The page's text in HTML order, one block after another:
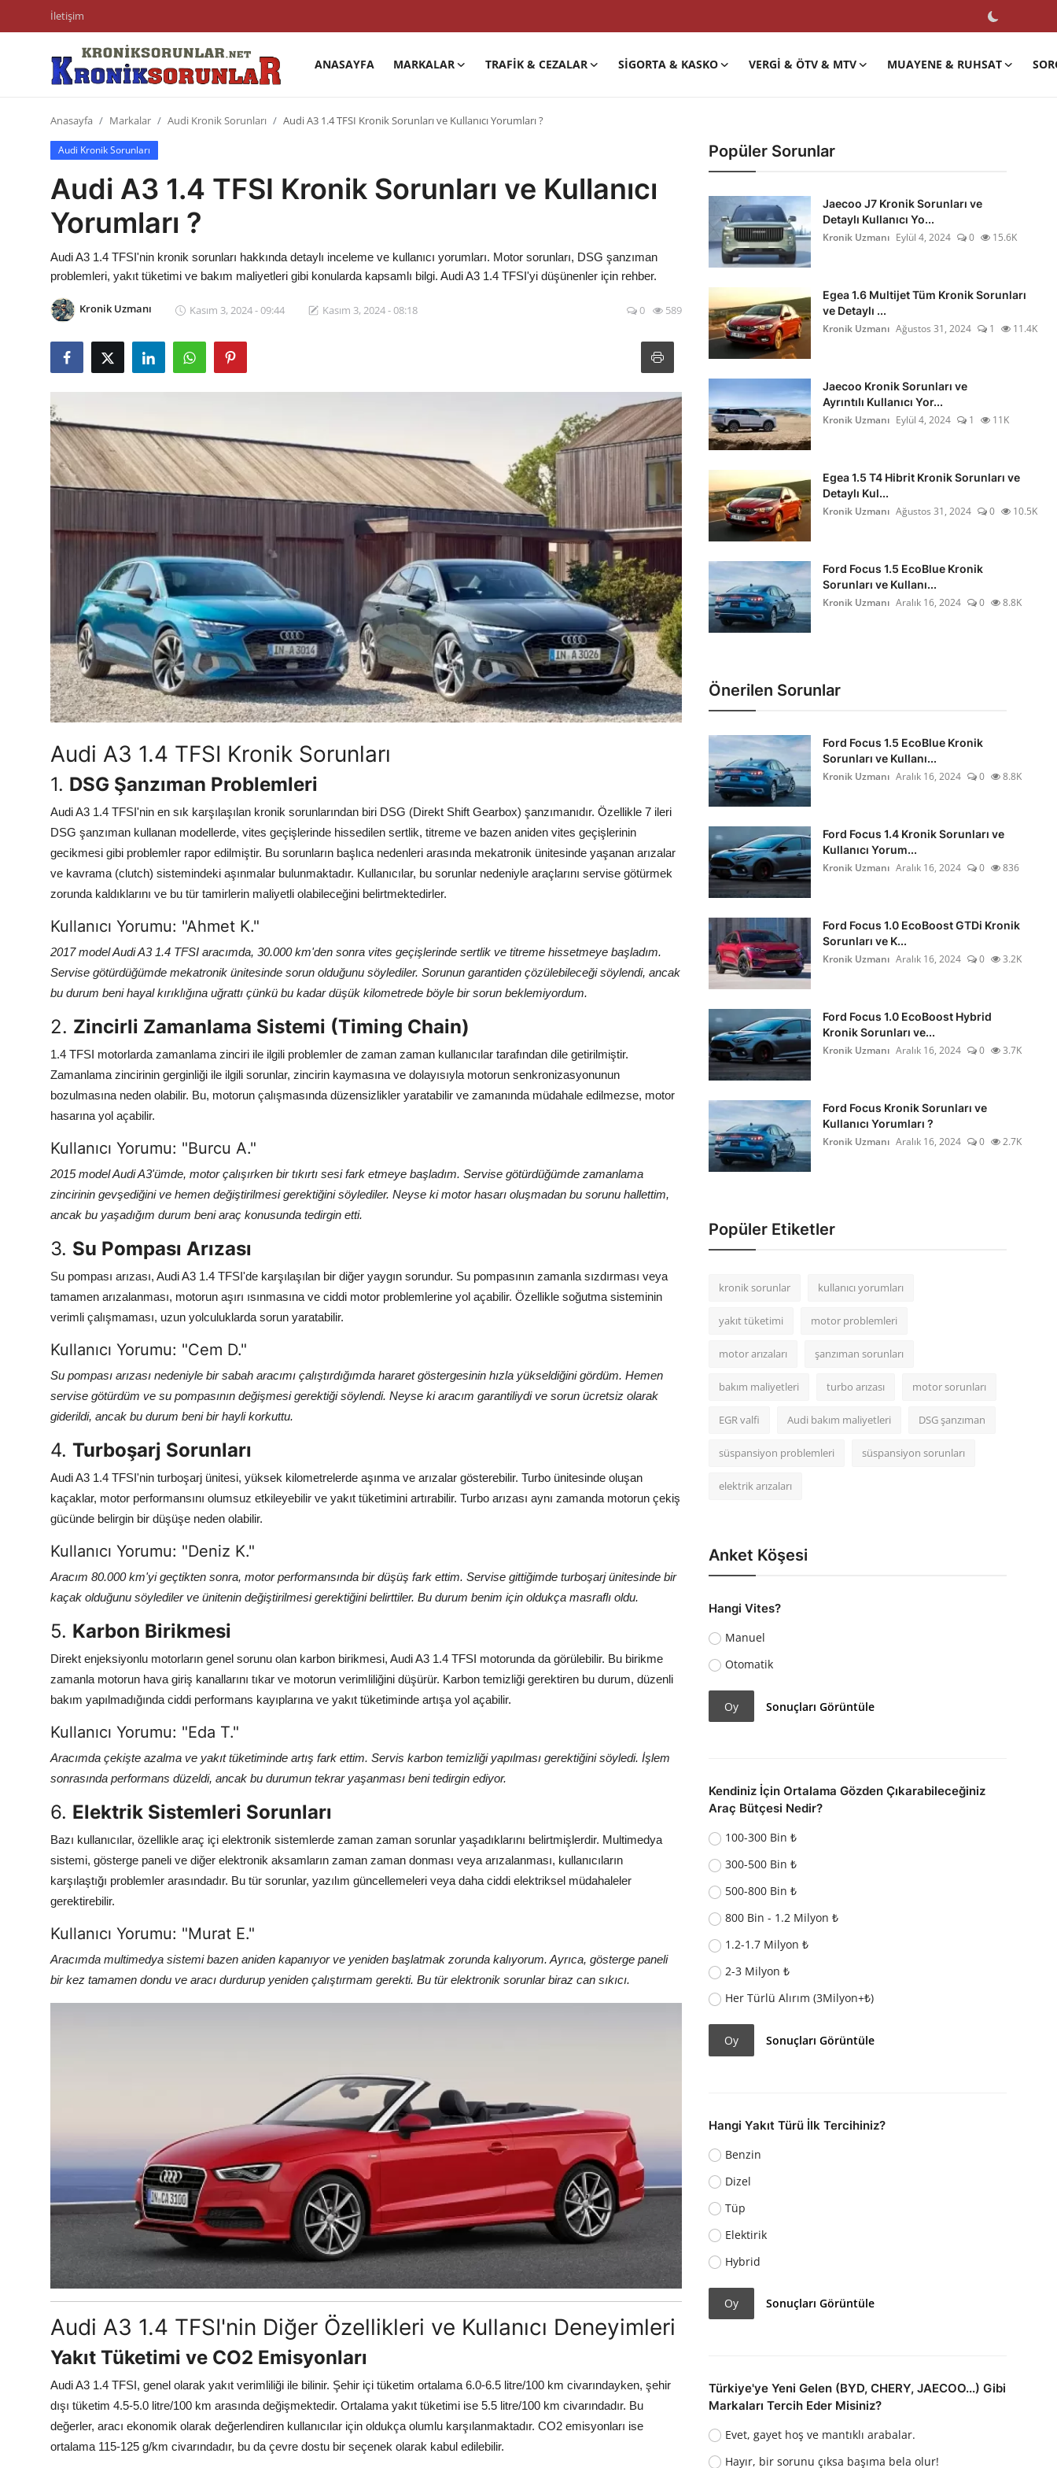
İletişim
ANASAYFA MARKALAR TRAFIK & CEZALAR SIGORTA & KASKO VERGI & ÖTV & MTV MUAYENE & RUHSAT
Trafik & Cezalar
Sigorta & Kasko
Vergi & ÖTV & MTV
Muayene & Ruhsat
Sorgulamalar
İkinci El & Alım-Satım
Bakım & Arıza Çözümleri
Elektrikli & Hibrit
Kiralama & Filo
Lastik & Jant
Yağlar & Sıvılar
LPG & Yakıt
Elektrik & Akü
Klima & Konfor
Aydınlatma & Görüş
Şanzıman & Aktarma
Dizel Sistemler
Multimedya & Elektronik
Anasayfa Markalar Audi Kronik Sorunları Audi A3 1.4 TFSI Kronik Sorunları ve Kullanıcı Yorumları ?
Audi Kronik Sorunları
Audi A3 1.4 TFSI Kronik Sorunları ve Kullanıcı
Yorumları ?
Audi A3 1.4 TFSI'nin kronik sorunları hakkında detaylı inceleme ve kullanıcı yorumları. Motor sorunları, DSG şanzıman
problemleri, yakıt tüketimi ve bakım maliyetleri gibi konularda kapsamlı bilgi. Audi A3 1.4 TFSI'yi düşünenler için rehber.
Kronik Uzmanı Kasım 3, 2024 - 09:44 Kasım 3, 2024 - 08:18 0 589
Audi A3 1.4 TFSI Kronik Sorunları
1. DSG Şanzıman Problemleri
Audi A3 1.4 TFSI'nin en sık karşılaşılan kronik sorunlarından biri DSG (Direkt Shift Gearbox) şanzımanıdır. Özellikle 7 ileri
DSG şanzıman kullanan modellerde, vites geçişlerinde hissedilen sertlik, titreme ve bazen aniden vites geçişlerinin
gecikmesi gibi problemler rapor edilmiştir. Bu sorunların başlıca nedenleri arasında mekatronik ünitesinde yaşanan arızalar
ve kavrama (clutch) sistemindeki aşınmalar bulunmaktadır. Kullanıcılar, bu sorunlar nedeniyle araçlarını servise götürmek
zorunda kaldıklarını ve bu tür tamirlerin maliyetli olabileceğini belirtmektedirler.
Kullanıcı Yorumu: "Ahmet K."
2017 model Audi A3 1.4 TFSI aracımda, 30.000 km'den sonra vites geçişlerinde sertlik ve titreme hissetmeye başladım.
Servise götürdüğümde mekatronik ünitesinde sorun olduğunu söylediler. Sorunun garantiden çözülebileceği söylendi, ancak
bu durum beni hayal kırıklığına uğrattı çünkü bu kadar düşük kilometrede böyle bir sorun beklemiyordum.
2. Zincirli Zamanlama Sistemi (Timing Chain)
1.4 TFSI motorlarda zamanlama zinciri ile ilgili problemler de zaman zaman kullanıcılar tarafından dile getirilmiştir.
Zamanlama zincirinin gerginliği ile ilgili sorunlar, zincirin kaymasına ve dolayısıyla motorun senkronizasyonunun
bozulmasına neden olabilir. Bu, motorun çalışmasında düzensizlikler yaratabilir ve zamanında müdahale edilmezse, motor
hasarına yol açabilir.
Kullanıcı Yorumu: "Burcu A."
2015 model Audi A3'ümde, motor çalışırken bir tıkırtı sesi fark etmeye başladım. Servise götürdüğümde zamanlama
zincirinin gevşediğini ve hemen değiştirilmesi gerektiğini söylediler. Neyse ki motor hasarı oluşmadan bu sorunu hallettim,
ancak bu yaşadığım durum beni araç konusunda tedirgin etti.
3. Su Pompası Arızası
Su pompası arızası, Audi A3 1.4 TFSI'de karşılaşılan bir diğer yaygın sorundur. Su pompasının zamanla sızdırması veya
tamamen arızalanması, motorun aşırı ısınmasına ve ciddi motor problemlerine yol açabilir. Özellikle soğutma sisteminin
verimli çalışmaması, uzun yolculuklarda sorun yaratabilir.
Kullanıcı Yorumu: "Cem D."
Su pompası arızası nedeniyle bir sabah aracımı çalıştırdığımda hararet göstergesinin hızla yükseldiğini gördüm. Hemen
servise götürdüm ve su pompasının değişmesi gerektiği söylendi. Neyse ki aracım garantiliydi ve sorun ücretsiz olarak
giderildi, ancak bu durum beni bir hayli korkuttu.
4. Turboşarj Sorunları
Audi A3 1.4 TFSI'nin turboşarj ünitesi, yüksek kilometrelerde aşınma ve arızalar gösterebilir. Turbo ünitesinde oluşan
kaçaklar, motor performansını olumsuz etkileyebilir ve yakıt tüketimini artırabilir. Turbo arızası aynı zamanda motorun çekiş
gücünde belirgin bir düşüşe neden olabilir.
Kullanıcı Yorumu: "Deniz K."
Aracım 80.000 km'yi geçtikten sonra, motor performansında bir düşüş fark ettim. Servise gittiğimde turboşarj ünitesinde bir
kaçak olduğunu söylediler ve ünitenin değiştirilmesi gerektiğini belirttiler. Bu durum benim için oldukça masraflı oldu.
5. Karbon Birikmesi
Direkt enjeksiyonlu motorların genel sorunu olan karbon birikmesi, Audi A3 1.4 TFSI motorunda da görülebilir. Bu birikme
zamanla motorun hava giriş kanallarını tıkar ve motorun verimliliğini düşürür. Karbon temizliği gerektiren bu durum, düzenli
bakım yapılmadığında ciddi performans kayıplarına ve yakıt tüketiminde artışa yol açabilir.
Kullanıcı Yorumu: "Eda T."
Aracımda çekişte azalma ve yakıt tüketiminde artış fark ettim. Servis karbon temizliği yapılması gerektiğini söyledi. İşlem
sonrasında performans düzeldi, ancak bu durumun tekrar yaşanması beni tedirgin ediyor.
6. Elektrik Sistemleri Sorunları
Bazı kullanıcılar, özellikle araç içi elektronik sistemlerde zaman zaman sorunlar yaşadıklarını belirtmişlerdir. Multimedya
sistemi, gösterge paneli ve diğer elektronik aksamların zaman zaman donması veya arızalanması, kullanıcıların
karşılaştığı problemler arasındadır. Bu tür sorunlar, yazılım güncellemeleri veya daha ciddi elektriksel müdahaleler
gerektirebilir.
Kullanıcı Yorumu: "Murat E."
Aracımda multimedya sistemi bazen aniden kapanıyor ve yeniden başlatmak zorunda kalıyorum. Ayrıca, gösterge paneli
bir kez tamamen dondu ve aracı durdurup yeniden çalıştırmam gerekti. Bu tür elektronik sorunlar biraz can sıkıcı.
Audi A3 1.4 TFSI'nin Diğer Özellikleri ve Kullanıcı Deneyimleri
Yakıt Tüketimi ve CO2 Emisyonları
Audi A3 1.4 TFSI, genel olarak yakıt verimliliği ile bilinir. Şehir içi tüketim ortalama 6.0-6.5 litre/100 km civarındayken, şehir
dışı tüketim 4.5-5.0 litre/100 km arasında değişmektedir. Ortalama yakıt tüketimi ise 5.5 litre/100 km civarındadır. Bu
değerler, aracı ekonomik olarak değerlendiren kullanıcılar için oldukça olumlu karşılanmaktadır. CO2 emisyonları ise
ortalama 115-125 g/km civarındadır, bu da çevre dostu bir seçenek olarak kabul edilebilir.
Popüler Sorunlar
Jaecoo J7 Kronik Sorunları ve
Detaylı Kullanıcı Yo...
Kronik Uzmanı Eylül 4, 2024 0 15.6K
Egea 1.6 Multijet Tüm Kronik Sorunları
ve Detaylı ...
Kronik Uzmanı Ağustos 31, 2024 1 11.4K
Jaecoo Kronik Sorunları ve
Ayrıntılı Kullanıcı Yor...
Kronik Uzmanı Eylül 4, 2024 1 11K
Egea 1.5 T4 Hibrit Kronik Sorunları ve
Detaylı Kul...
Kronik Uzmanı Ağustos 31, 2024 0 10.5K
Ford Focus 1.5 EcoBlue Kronik
Sorunları ve Kullanı...
Kronik Uzmanı Aralık 16, 2024 0 8.8K
Önerilen Sorunlar
Ford Focus 1.5 EcoBlue Kronik
Sorunları ve Kullanı...
Kronik Uzmanı Aralık 16, 2024 0 8.8K
Ford Focus 1.4 Kronik Sorunları ve
Kullanıcı Yorum...
Kronik Uzmanı Aralık 16, 2024 0 836
Ford Focus 1.0 EcoBoost GTDi Kronik
Sorunları ve K...
Kronik Uzmanı Aralık 16, 2024 0 3.2K
Ford Focus 1.0 EcoBoost Hybrid
Kronik Sorunları ve...
Kronik Uzmanı Aralık 16, 2024 0 3.7K
Ford Focus Kronik Sorunları ve
Kullanıcı Yorumları ?
Kronik Uzmanı Aralık 16, 2024 0 2.7K
Popüler Etiketler
kronik sorunlar kullanıcı yorumları
yakıt tüketimi motor problemleri
motor arızaları şanzıman sorunları
bakım maliyetleri turbo arızası motor sorunları
EGR valfi Audi bakım maliyetleri DSG şanzıman
süspansiyon problemleri süspansiyon sorunları
elektrik arızaları
Anket Köşesi
Hangi Vites?
Manuel
Otomatik
Oy Sonuçları Görüntüle
Kendiniz İçin Ortalama Gözden Çıkarabileceğiniz
Araç Bütçesi Nedir?
100-300 Bin ₺
300-500 Bin ₺
500-800 Bin ₺
800 Bin - 1.2 Milyon ₺
1.2-1.7 Milyon ₺
2-3 Milyon ₺
Her Türlü Alırım (3Milyon+₺)
Oy Sonuçları Görüntüle
Hangi Yakıt Türü İlk Tercihiniz?
Benzin
Dizel
Tüp
Elektirik
Hybrid
Oy Sonuçları Görüntüle
Türkiye'ye Yeni Gelen (BYD, CHERY, JAECOO...) Gibi
Markaları Tercih Eder Misiniz?
Evet, gayet hoş ve mantıklı arabalar.
Hayır, bir sorunu çıksa başıma bela olur!